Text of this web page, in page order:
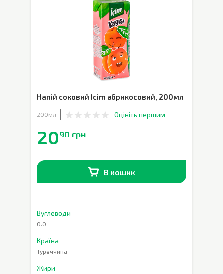
Напій соковий Icim абрикосовий, 200мл
200мл Оцініть першим
2090 грн
В кошик
Вуглеводи
0.0
Країна
Туреччина
Жири